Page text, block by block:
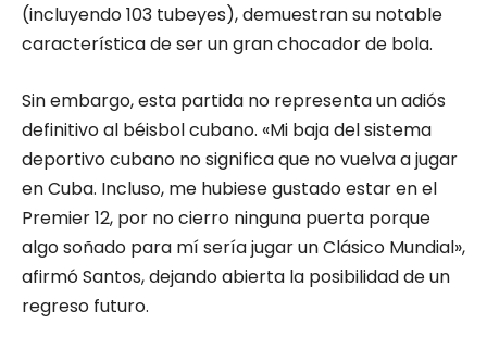
(incluyendo 103 tubeyes), demuestran su notable
característica de ser un gran chocador de bola.
Sin embargo, esta partida no representa un adiós
definitivo al béisbol cubano. «Mi baja del sistema
deportivo cubano no significa que no vuelva a jugar
en Cuba. Incluso, me hubiese gustado estar en el
Premier 12, por no cierro ninguna puerta porque
algo soñado para mí sería jugar un Clásico Mundial»,
afirmó Santos, dejando abierta la posibilidad de un
regreso futuro.